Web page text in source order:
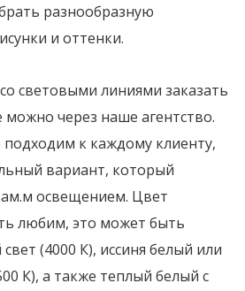
разнообразную
и оттенки.
световыми линиями заказать
можно через наше агентство.
к каждому клиенту,
вариант, который
освещением. Цвет
любим, это может быть
(4000 К), иссиня белый или
К), а также теплый белый с